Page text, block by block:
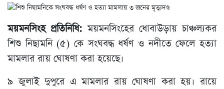
ময়মনসিংহ প্রতিনিধি: ময়মনসিংহের ধোবাউড়ায় চাঞ্চল্যকর
শিশু নিছামনি (৫) কে সংঘবদ্ধ ধর্ষণ ও নদীতে ফেলে হত্যা
মামলার রায় ঘোষণা করা হয়েছে।
৯ জুলাই দুপুরে এ মামলার রায় ঘোষণা করা হয়। রায়ে